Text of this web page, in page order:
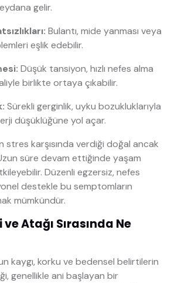
gelir.
Bulantı, mide yanması veya
eşlik edebilir.
Düşük tansiyon, hızlı nefes alma
birlikte ortaya çıkabilir.
Sürekli gerginlik, uyku bozukluklarıyla
düşüklüğüne yol açar.
stres karşısında verdiği doğal ancak
süre devam ettiğinde yaşam
Düzenli egzersiz, nefes
destekle bu semptomların
mümkündür.
Atağı Sırasında Ne
kaygı, korku ve bedensel belirtilerin
genellikle ani başlayan bir